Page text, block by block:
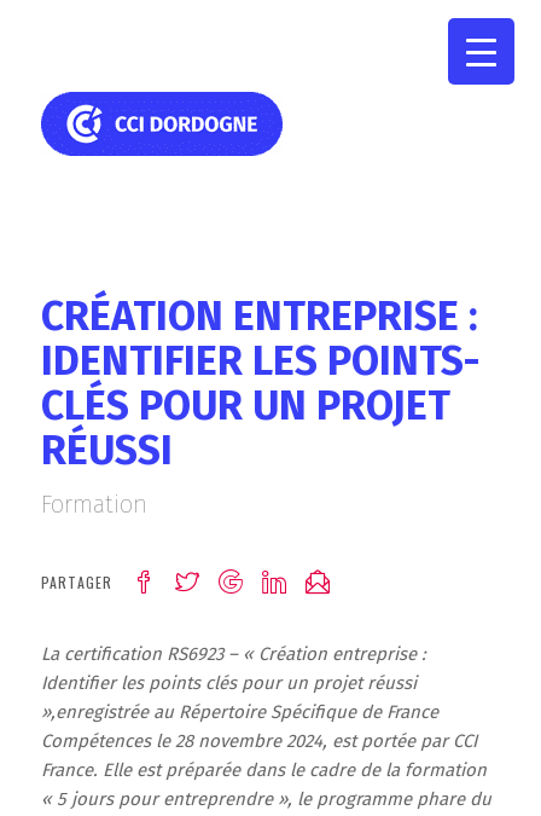
CRÉATION ENTREPRISE :
IDENTIFIER LES POINTS-
CLÉS POUR UN PROJET
RÉUSSI
Formation
PARTAGER
La certification RS6923 – « Création entreprise :
Identifier les points clés pour un projet réussi
»,enregistrée au Répertoire Spécifique de France
Compétences le 28 novembre 2024, est portée par CCI
France. Elle est préparée dans le cadre de la formation
« 5 jours pour entreprendre », le programme phare du